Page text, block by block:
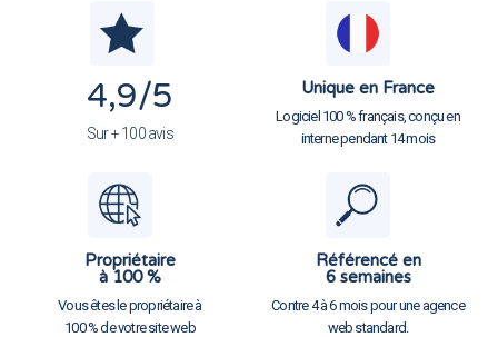
4,9/5
Sur + 100 avis
Unique en France
Logiciel 100 % français, conçu en
interne pendant 14 mois
Propriétaire
à 100 %
Vous êtes le propriétaire à
100 % de votre site web
Référencé en
6 semaines
Contre 4 à 6 mois pour une agence
web standard.